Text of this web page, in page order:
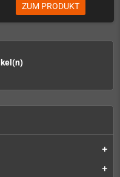
add
add
ZUM PRODUKT